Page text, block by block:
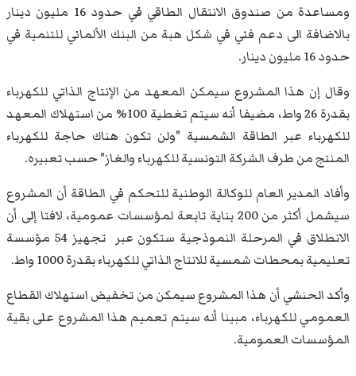
ومساعدة من صندوق الانتقال الطاقي في حدود 16 مليون دينار
بالاضافة الى دعم فني في شكل هبة من البنك الألماني للتنمية في
حدود 16 مليون دينار.
وقال إن هذا المشروع سيمكن المعهد من الإنتاج الذاتي للكهرباء
بقدرة 26 واط، مضيفا أنه سيتم تغطية 100% من استهلاك المعهد
للكهرباء عبر الطاقة الشمسية "ولن تكون هناك حاجة للكهرباء
المنتج من طرف الشركة التونسية للكهرباء والغاز" حسب تعبيره.
وأفاد المدير العام للوكالة الوطنية للتحكم في الطاقة أن المشروع
سيشمل أكثر من 200 بناية تابعة لمؤسسات عمومية، لافتا إلى أن
الانطلاق في المرحلة النموذجية ستكون عبر تجهيز 54 مؤسسة
تعليمية بمحطات شمسية للانتاج الذاتي للكهرباء بقدرة 1000 واط.
وأكد الحنشي أن هذا المشروع سيمكن من تخفيض استهلاك القطاع
العمومي للكهرباء، مبينا أنه سيتم تعميم هذا المشروع على بقية
المؤسسات العمومية.